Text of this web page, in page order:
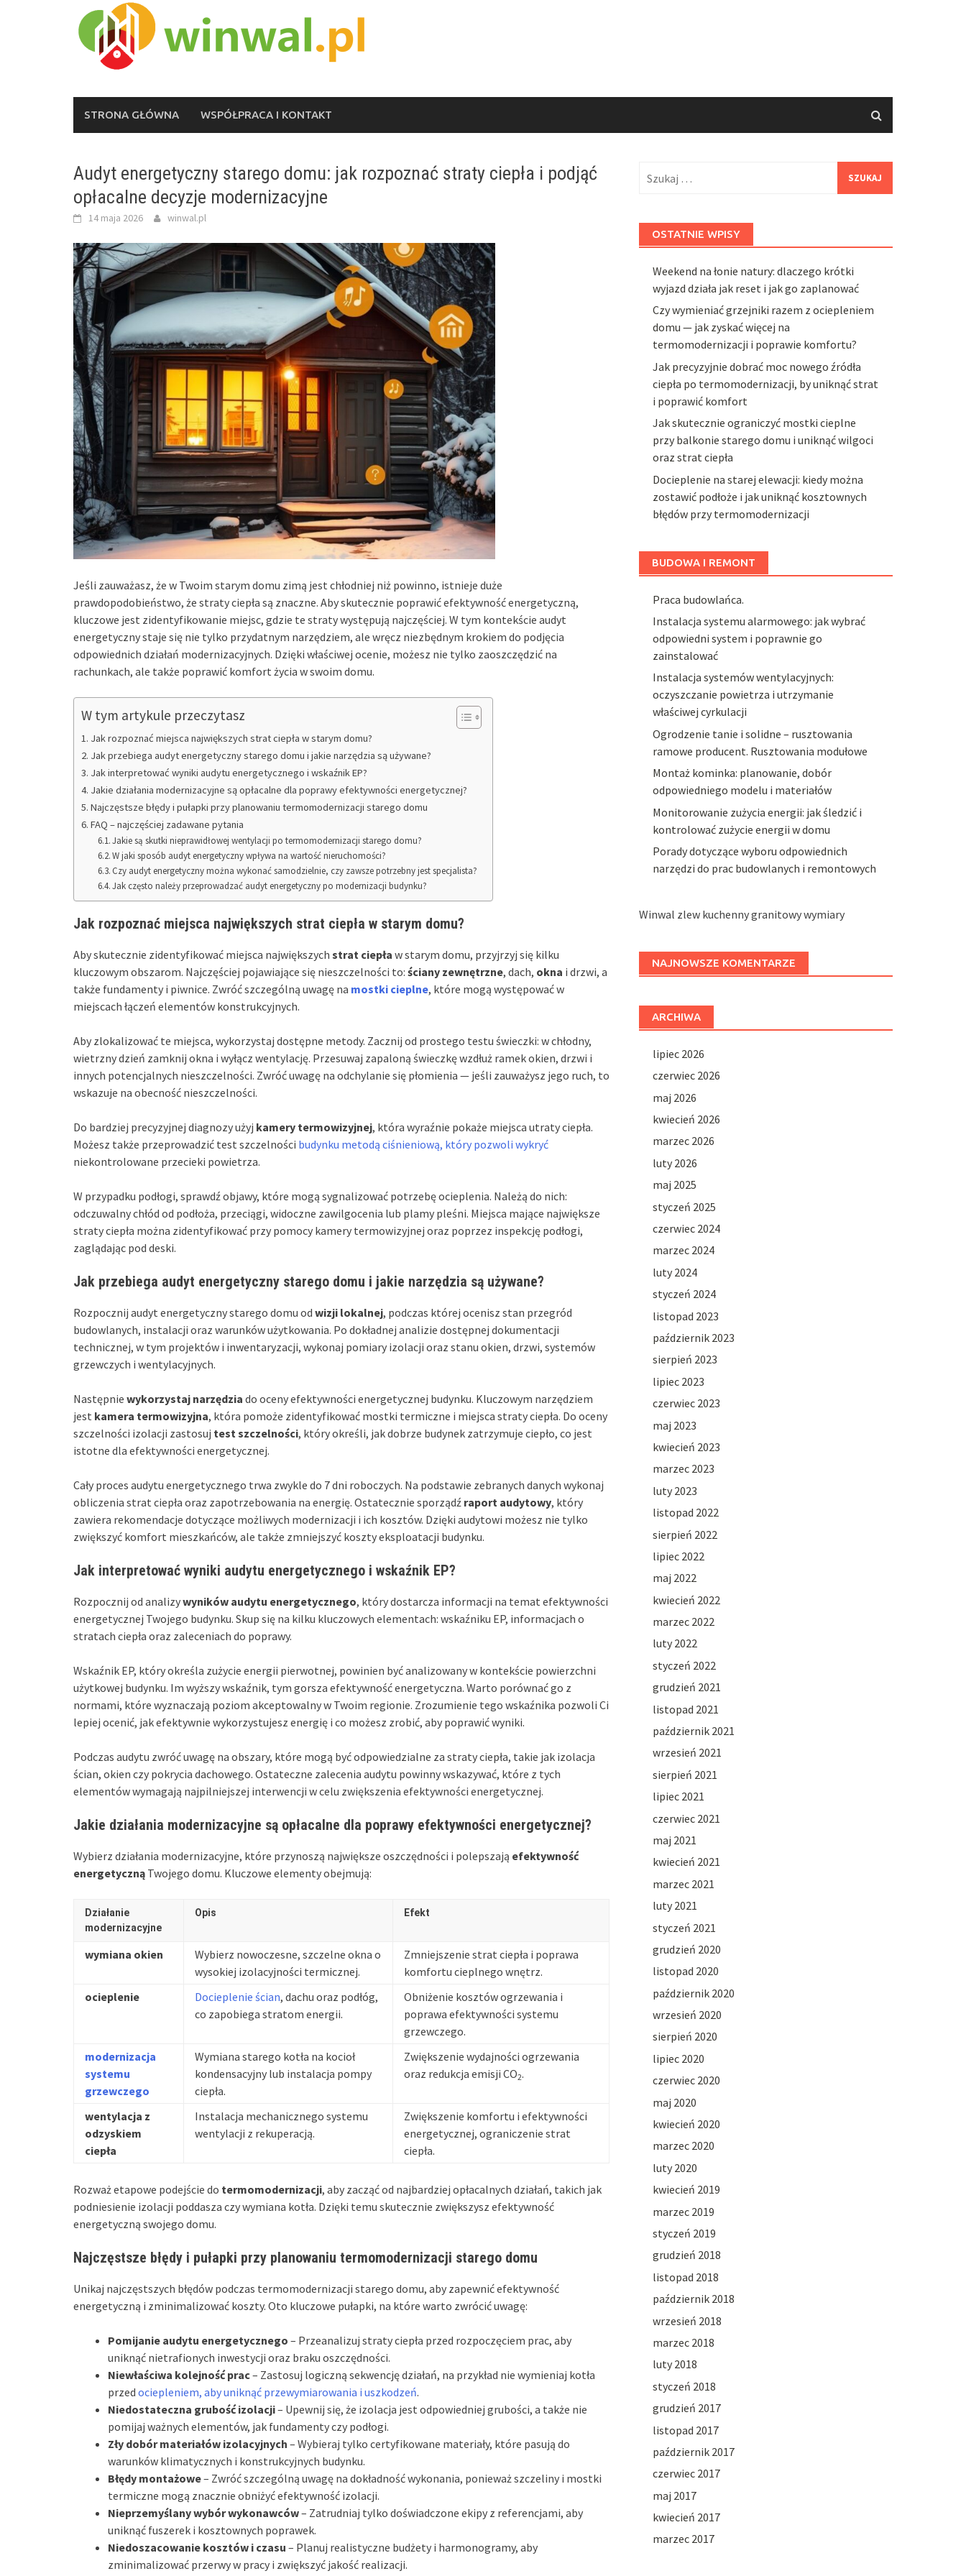
STRONA GŁÓWNA WSPÓŁPRACA I KONTAKT
Audyt energetyczny starego domu: jak rozpoznać straty ciepła i podjąć
opłacalne decyzje modernizacyjne
14 maja 2026 winwal.pl
Jeśli zauważasz, że w Twoim starym domu zimą jest chłodniej niż powinno, istnieje duże
prawdopodobieństwo, że straty ciepła są znaczne. Aby skutecznie poprawić efektywność energetyczną,
kluczowe jest zidentyfikowanie miejsc, gdzie te straty występują najczęściej. W tym kontekście audyt
energetyczny staje się nie tylko przydatnym narzędziem, ale wręcz niezbędnym krokiem do podjęcia
odpowiednich działań modernizacyjnych. Dzięki właściwej ocenie, możesz nie tylko zaoszczędzić na
rachunkach, ale także poprawić komfort życia w swoim domu.
W tym artykule przeczytasz
Jak rozpoznać miejsca największych strat ciepła w starym domu?
Jak przebiega audyt energetyczny starego domu i jakie narzędzia są używane?
Jak interpretować wyniki audytu energetycznego i wskaźnik EP?
Jakie działania modernizacyjne są opłacalne dla poprawy efektywności energetycznej?
Najczęstsze błędy i pułapki przy planowaniu termomodernizacji starego domu
FAQ – najczęściej zadawane pytania
Jakie są skutki nieprawidłowej wentylacji po termomodernizacji starego domu?
W jaki sposób audyt energetyczny wpływa na wartość nieruchomości?
Czy audyt energetyczny można wykonać samodzielnie, czy zawsze potrzebny jest specjalista?
Jak często należy przeprowadzać audyt energetyczny po modernizacji budynku?
Jak rozpoznać miejsca największych strat ciepła w starym domu?
Aby skutecznie zidentyfikować miejsca największych strat ciepła w starym domu, przyjrzyj się kilku
kluczowym obszarom. Najczęściej pojawiające się nieszczelności to: ściany zewnętrzne, dach, okna i drzwi, a
także fundamenty i piwnice. Zwróć szczególną uwagę na mostki cieplne, które mogą występować w
miejscach łączeń elementów konstrukcyjnych.
Aby zlokalizować te miejsca, wykorzystaj dostępne metody. Zacznij od prostego testu świeczki: w chłodny,
wietrzny dzień zamknij okna i wyłącz wentylację. Przesuwaj zapaloną świeczkę wzdłuż ramek okien, drzwi i
innych potencjalnych nieszczelności. Zwróć uwagę na odchylanie się płomienia — jeśli zauważysz jego ruch, to
wskazuje na obecność nieszczelności.
Do bardziej precyzyjnej diagnozy użyj kamery termowizyjnej, która wyraźnie pokaże miejsca utraty ciepła.
Możesz także przeprowadzić test szczelności budynku metodą ciśnieniową, który pozwoli wykryć
niekontrolowane przecieki powietrza.
W przypadku podłogi, sprawdź objawy, które mogą sygnalizować potrzebę ocieplenia. Należą do nich:
odczuwalny chłód od podłoża, przeciągi, widoczne zawilgocenia lub plamy pleśni. Miejsca mające największe
straty ciepła można zidentyfikować przy pomocy kamery termowizyjnej oraz poprzez inspekcję podłogi,
zaglądając pod deski.
Jak przebiega audyt energetyczny starego domu i jakie narzędzia są używane?
Rozpocznij audyt energetyczny starego domu od wizji lokalnej, podczas której ocenisz stan przegród
budowlanych, instalacji oraz warunków użytkowania. Po dokładnej analizie dostępnej dokumentacji
technicznej, w tym projektów i inwentaryzacji, wykonaj pomiary izolacji oraz stanu okien, drzwi, systemów
grzewczych i wentylacyjnych.
Następnie wykorzystaj narzędzia do oceny efektywności energetycznej budynku. Kluczowym narzędziem
jest kamera termowizyjna, która pomoże zidentyfikować mostki termiczne i miejsca straty ciepła. Do oceny
szczelności izolacji zastosuj test szczelności, który określi, jak dobrze budynek zatrzymuje ciepło, co jest
istotne dla efektywności energetycznej.
Cały proces audytu energetycznego trwa zwykle do 7 dni roboczych. Na podstawie zebranych danych wykonaj
obliczenia strat ciepła oraz zapotrzebowania na energię. Ostatecznie sporządź raport audytowy, który
zawiera rekomendacje dotyczące możliwych modernizacji i ich kosztów. Dzięki audytowi możesz nie tylko
zwiększyć komfort mieszkańców, ale także zmniejszyć koszty eksploatacji budynku.
Jak interpretować wyniki audytu energetycznego i wskaźnik EP?
Rozpocznij od analizywyników audytu energetycznego, który dostarcza informacji na temat efektywności
energetycznej Twojego budynku. Skup się na kilku kluczowych elementach: wskaźniku EP, informacjach o
stratach ciepła oraz zaleceniach do poprawy.
Wskaźnik EP, który określa zużycie energii pierwotnej, powinien być analizowany w kontekście powierzchni
użytkowej budynku. Im wyższy wskaźnik, tym gorsza efektywność energetyczna. Warto porównać go z
normami, które wyznaczają poziom akceptowalny w Twoim regionie. Zrozumienie tego wskaźnika pozwoli Ci
lepiej ocenić, jak efektywnie wykorzystujesz energię i co możesz zrobić, aby poprawić wyniki.
Podczas audytu zwróć uwagę na obszary, które mogą być odpowiedzialne za straty ciepła, takie jak izolacja
ścian, okien czy pokrycia dachowego. Ostateczne zalecenia audytu powinny wskazywać, które z tych
elementów wymagają najpilniejszej interwencji w celu zwiększenia efektywności energetycznej.
Jakie działania modernizacyjne są opłacalne dla poprawy efektywności energetycznej?
Wybierz działania modernizacyjne, które przynoszą największe oszczędności i polepszają efektywność
energetyczną Twojego domu. Kluczowe elementy obejmują:
Działanie
modernizacyjne
Opis Efekt
wymiana okien
Wybierz nowoczesne, szczelne okna o
wysokiej izolacyjności termicznej.
Zmniejszenie strat ciepła i poprawa
komfortu cieplnego wnętrz.
ocieplenie
Docieplenie ścian, dachu oraz podłóg,
co zapobiega stratom energii.
Obniżenie kosztów ogrzewania i
poprawa efektywności systemu
grzewczego.
modernizacja
systemu
grzewczego
Wymiana starego kotła na kocioł
kondensacyjny lub instalacja pompy
ciepła.
Zwiększenie wydajności ogrzewania
oraz redukcja emisji CO2.
wentylacja z
odzyskiem
ciepła
Instalacja mechanicznego systemu
wentylacji z rekuperacją.
Zwiększenie komfortu i efektywności
energetycznej, ograniczenie strat
ciepła.
Rozważ etapowe podejście do termomodernizacji, aby zacząć od najbardziej opłacalnych działań, takich jak
podniesienie izolacji poddasza czy wymiana kotła. Dzięki temu skutecznie zwiększysz efektywność
energetyczną swojego domu.
Najczęstsze błędy i pułapki przy planowaniu termomodernizacji starego domu
Unikaj najczęstszych błędów podczas termomodernizacji starego domu, aby zapewnić efektywność
energetyczną i zminimalizować koszty. Oto kluczowe pułapki, na które warto zwrócić uwagę:
Pomijanie audytu energetycznego – Przeanalizuj straty ciepła przed rozpoczęciem prac, aby
uniknąć nietrafionych inwestycji oraz braku oszczędności.
Niewłaściwa kolejność prac– Zastosuj logiczną sekwencję działań, na przykład nie wymieniaj kotła
przed ociepleniem, aby uniknąć przewymiarowania i uszkodzeń.
Niedostateczna grubość izolacji– Upewnij się, że izolacja jest odpowiedniej grubości, a także nie
pomijaj ważnych elementów, jak fundamenty czy podłogi.
Zły dobór materiałów izolacyjnych – Wybieraj tylko certyfikowane materiały, które pasują do
warunków klimatycznych i konstrukcyjnych budynku.
Błędy montażowe– Zwróć szczególną uwagę na dokładność wykonania, ponieważ szczeliny i mostki
termiczne mogą znacznie obniżyć efektywność izolacji.
Nieprzemyślany wybór wykonawców– Zatrudniaj tylko doświadczone ekipy z referencjami, aby
uniknąć fuszerek i kosztownych poprawek.
Niedoszacowanie kosztów i czasu – Planuj realistyczne budżety i harmonogramy, aby
zminimalizować przerwy w pracy i zwiększyć jakość realizacji.
OSTATNIE WPISY
Weekend na łonie natury: dlaczego krótki
wyjazd działa jak reset i jak go zaplanować
Czy wymieniać grzejniki razem z ociepleniem
domu — jak zyskać więcej na
termomodernizacji i poprawie komfortu?
Jak precyzyjnie dobrać moc nowego źródła
ciepła po termomodernizacji, by uniknąć strat
i poprawić komfort
Jak skutecznie ograniczyć mostki cieplne
przy balkonie starego domu i uniknąć wilgoci
oraz strat ciepła
Docieplenie na starej elewacji: kiedy można
zostawić podłoże i jak uniknąć kosztownych
błędów przy termomodernizacji
BUDOWA I REMONT
Praca budowlańca.
Instalacja systemu alarmowego: jak wybrać
odpowiedni system i poprawnie go
zainstalować
Instalacja systemów wentylacyjnych:
oczyszczanie powietrza i utrzymanie
właściwej cyrkulacji
Ogrodzenie tanie i solidne – rusztowania
ramowe producent. Rusztowania modułowe
Montaż kominka: planowanie, dobór
odpowiedniego modelu i materiałów
Monitorowanie zużycia energii: jak śledzić i
kontrolować zużycie energii w domu
Porady dotyczące wyboru odpowiednich
narzędzi do prac budowlanych i remontowych
Winwal zlew kuchenny granitowy wymiary
NAJNOWSZE KOMENTARZE
ARCHIWA
lipiec 2026
czerwiec 2026
maj 2026
kwiecień 2026
marzec 2026
luty 2026
maj 2025
styczeń 2025
czerwiec 2024
marzec 2024
luty 2024
styczeń 2024
listopad 2023
październik 2023
sierpień 2023
lipiec 2023
czerwiec 2023
maj 2023
kwiecień 2023
marzec 2023
luty 2023
listopad 2022
sierpień 2022
lipiec 2022
maj 2022
kwiecień 2022
marzec 2022
luty 2022
styczeń 2022
grudzień 2021
listopad 2021
październik 2021
wrzesień 2021
sierpień 2021
lipiec 2021
czerwiec 2021
maj 2021
kwiecień 2021
marzec 2021
luty 2021
styczeń 2021
grudzień 2020
listopad 2020
październik 2020
wrzesień 2020
sierpień 2020
lipiec 2020
czerwiec 2020
maj 2020
kwiecień 2020
marzec 2020
luty 2020
kwiecień 2019
marzec 2019
styczeń 2019
grudzień 2018
listopad 2018
październik 2018
wrzesień 2018
marzec 2018
luty 2018
styczeń 2018
grudzień 2017
listopad 2017
październik 2017
czerwiec 2017
maj 2017
kwiecień 2017
marzec 2017